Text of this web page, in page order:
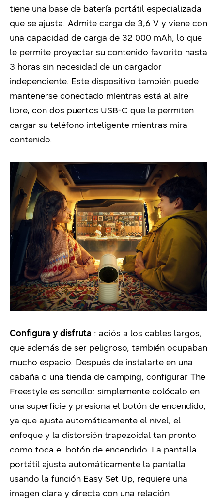
tiene una base de batería portátil especializada
que se ajusta. Admite carga de 3,6 V y viene con
una capacidad de carga de 32 000 mAh, lo que
le permite proyectar su contenido favorito hasta
3 horas sin necesidad de un cargador
independiente. Este dispositivo también puede
mantenerse conectado mientras está al aire
libre, con dos puertos USB-C que le permiten
cargar su teléfono inteligente mientras mira
contenido.
Configura y disfruta : adiós a los cables largos,
que además de ser peligroso, también ocupaban
mucho espacio. Después de instalarte en una
cabaña o una tienda de camping, configurar The
Freestyle es sencillo: simplemente colócalo en
una superficie y presiona el botón de encendido,
ya que ajusta automáticamente el nivel, el
enfoque y la distorsión trapezoidal tan pronto
como toca el botón de encendido. La pantalla
portátil ajusta automáticamente la pantalla
usando la función Easy Set Up, requiere una
imagen clara y directa con una relación